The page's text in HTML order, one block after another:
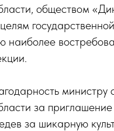
обществом
целям
наиболее
за
за шикарную